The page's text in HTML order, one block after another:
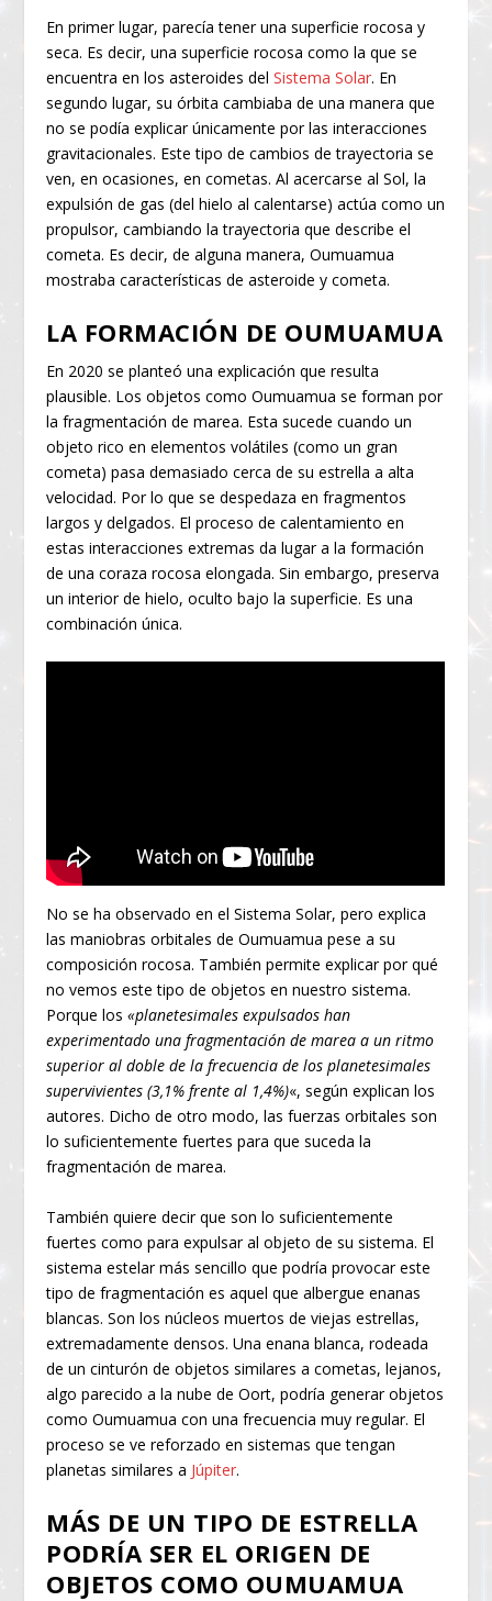
En primer lugar, parecía tener una superficie rocosa y
seca. Es decir, una superficie rocosa como la que se
encuentra en los asteroides delSistema Solar. En
segundo lugar, su órbita cambiaba de una manera que
no se podía explicar únicamente por las interacciones
gravitacionales. Este tipo de cambios de trayectoria se
ven, en ocasiones, en cometas. Al acercarse al Sol, la
expulsión de gas (del hielo al calentarse) actúa como un
propulsor, cambiando la trayectoria que describe el
cometa. Es decir, de alguna manera, Oumuamua
mostraba características de asteroide y cometa.
LA FORMACIÓN DE OUMUAMUA
En 2020 se planteó una explicación que resulta
plausible. Los objetos como Oumuamua se forman por
la fragmentación de marea. Esta sucede cuando un
objeto rico en elementos volátiles (como un gran
cometa) pasa demasiado cerca de su estrella a alta
velocidad. Por lo que se despedaza en fragmentos
largos y delgados. El proceso de calentamiento en
estas interacciones extremas da lugar a la formación
de una coraza rocosa elongada. Sin embargo, preserva
un interior de hielo, oculto bajo la superficie. Es una
combinación única.
No se ha observado en el Sistema Solar, pero explica
las maniobras orbitales de Oumuamua pese a su
composición rocosa. También permite explicar por qué
no vemos este tipo de objetos en nuestro sistema.
Porque los«planetesimales expulsados han
experimentado una fragmentación de marea a un ritmo
superior al doble de la frecuencia de los planetesimales
supervivientes (3,1% frente al 1,4%)«, según explican los
autores. Dicho de otro modo, las fuerzas orbitales son
lo suficientemente fuertes para que suceda la
fragmentación de marea.
También quiere decir que son lo suficientemente
fuertes como para expulsar al objeto de su sistema. El
sistema estelar más sencillo que podría provocar este
tipo de fragmentación es aquel que albergue enanas
blancas. Son los núcleos muertos de viejas estrellas,
extremadamente densos. Una enana blanca, rodeada
de un cinturón de objetos similares a cometas, lejanos,
algo parecido a la nube de Oort, podría generar objetos
como Oumuamua con una frecuencia muy regular. El
proceso se ve reforzado en sistemas que tengan
planetas similares a Júpiter.
MÁS DE UN TIPO DE ESTRELLA
PODRÍA SER EL ORIGEN DE
OBJETOS COMO OUMUAMUA